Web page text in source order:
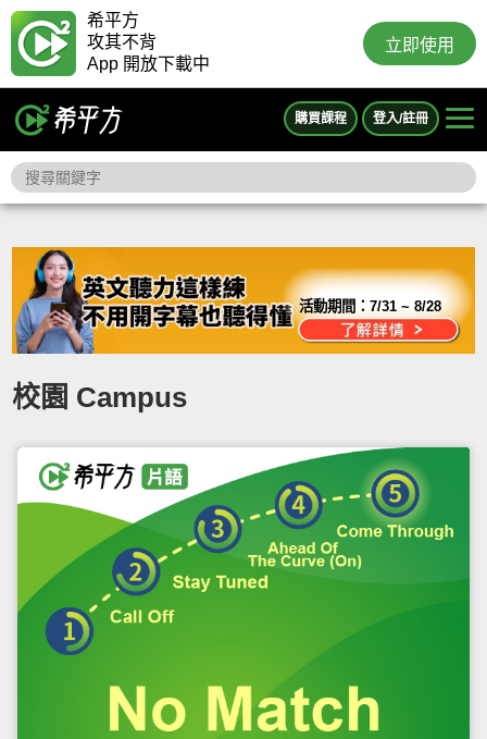
希平方
攻其不背
App 開放下載中
立即使用
購買課程 登入/註冊
活動期間：7/31 ~ 8/28
校園 Campus